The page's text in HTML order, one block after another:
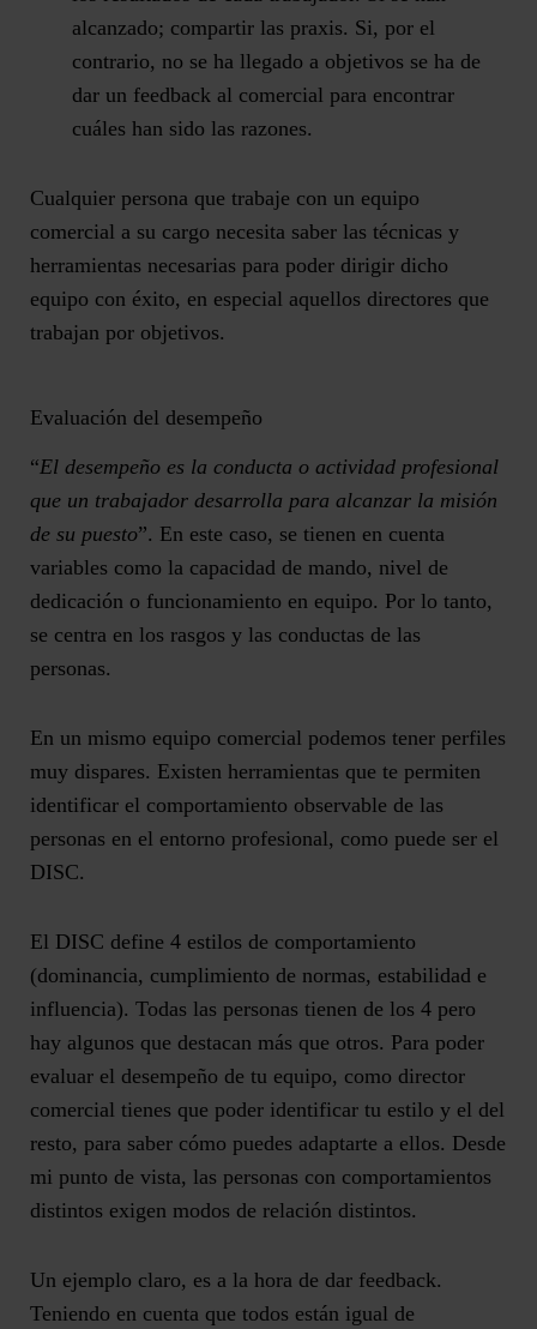
alcanzado; compartir las praxis. Si, por el
contrario, no se ha llegado a objetivos se ha de
dar un feedback al comercial para encontrar
cuáles han sido las razones.
Cualquier persona que trabaje con un equipo
comercial a su cargo necesita saber las técnicas y
herramientas necesarias para poder dirigir dicho
equipo con éxito, en especial aquellos directores que
trabajan por objetivos.
Evaluación del desempeño
“El desempeño es la conducta o actividad profesional
que un trabajador desarrolla para alcanzar la misión
de su puesto”. En este caso, se tienen en cuenta
variables como la capacidad de mando, nivel de
dedicación o funcionamiento en equipo. Por lo tanto,
se centra en los rasgos y las conductas de las
personas.
En un mismo equipo comercial podemos tener perfiles
muy dispares. Existen herramientas que te permiten
identificar el comportamiento observable de las
personas en el entorno profesional, como puede ser el
DISC.
El DISC define 4 estilos de comportamiento
(dominancia, cumplimiento de normas, estabilidad e
influencia). Todas las personas tienen de los 4 pero
hay algunos que destacan más que otros. Para poder
evaluar el desempeño de tu equipo, como director
comercial tienes que poder identificar tu estilo y el del
resto, para saber cómo puedes adaptarte a ellos. Desde
mi punto de vista, las personas con comportamientos
distintos exigen modos de relación distintos.
Un ejemplo claro, es a la hora de dar feedback.
Teniendo en cuenta que todos están igual de